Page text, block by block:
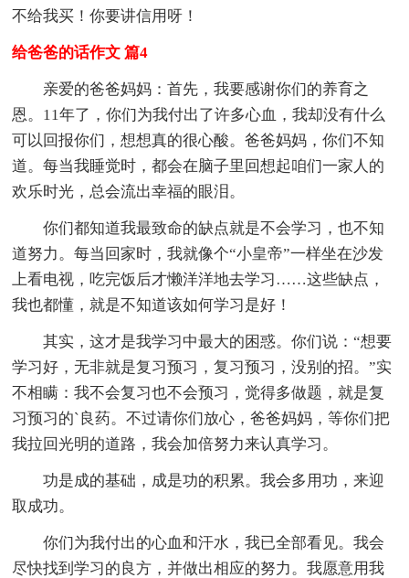
不给我买！你要讲信用呀！
给爸爸的话作文 篇4
亲爱的爸爸妈妈：首先，我要感谢你们的养育之
恩。11年了，你们为我付出了许多心血，我却没有什么
可以回报你们，想想真的很心酸。爸爸妈妈，你们不知
道。每当我睡觉时，都会在脑子里回想起咱们一家人的
欢乐时光，总会流出幸福的眼泪。
你们都知道我最致命的缺点就是不会学习，也不知
道努力。每当回家时，我就像个“小皇帝”一样坐在沙发
上看电视，吃完饭后才懒洋洋地去学习……这些缺点，
我也都懂，就是不知道该如何学习是好！
其实，这才是我学习中最大的困惑。你们说：“想要
学习好，无非就是复习预习，复习预习，没别的招。”实
不相瞒：我不会复习也不会预习，觉得多做题，就是复
习预习的`良药。不过请你们放心，爸爸妈妈，等你们把
我拉回光明的道路，我会加倍努力来认真学习。
功是成的基础，成是功的积累。我会多用功，来迎
取成功。
你们为我付出的心血和汗水，我已全部看见。我会
尽快找到学习的良方，并做出相应的努力。我愿意用我